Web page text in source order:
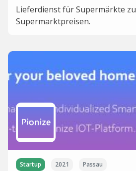
Lieferdienst für Supermärkte zu
Supermarktpreisen.
Startup 2021 Passau